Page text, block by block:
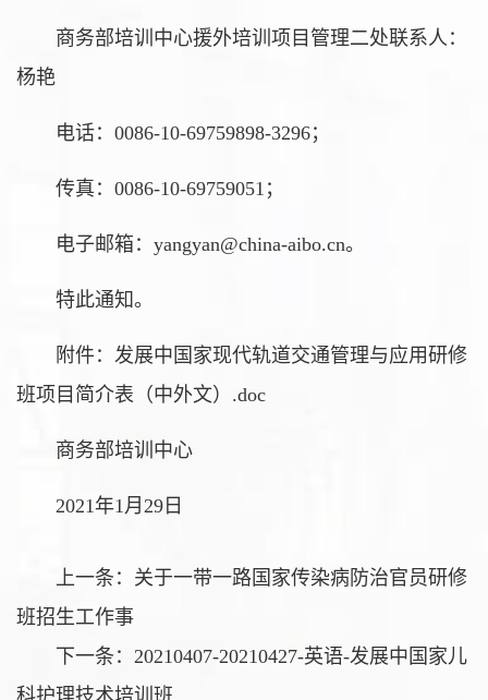
商务部培训中心援外培训项目管理二处联系人：
杨艳
电话：0086-10-69759898-3296；
传真：0086-10-69759051；
电子邮箱：yangyan@china-aibo.cn。
特此通知。
附件：发展中国家现代轨道交通管理与应用研修
班项目简介表（中外文）.doc
商务部培训中心
2021年1月29日
上一条： 关于一带一路国家传染病防治官员研修
班招生工作事
下一条： 20210407-20210427-英语-发展中国家儿
科护理技术培训班